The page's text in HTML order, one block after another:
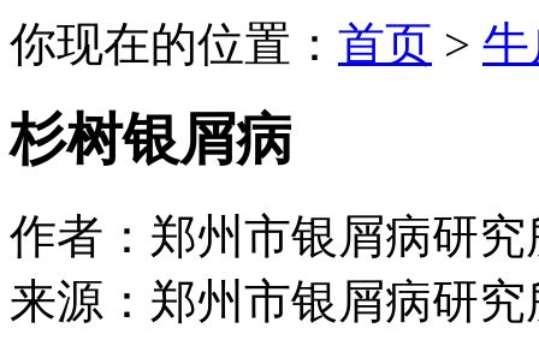
你现在的位置： 首页 >
杉树银屑病
作者：郑州市银屑病研究
来源：郑州市银屑病研究